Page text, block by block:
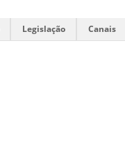
Legislação Canais